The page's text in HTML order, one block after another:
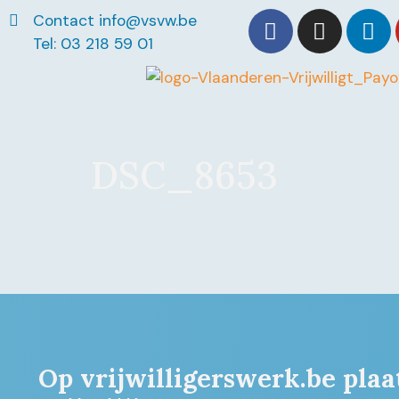
Contact info@vsvw.be
Tel: 03 218 59 01
Op vrijwilligerswerk.be